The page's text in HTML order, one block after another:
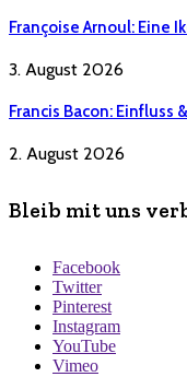
Françoise Arnoul: Eine
3. August 2026
Francis Bacon: Einfluss
2. August 2026
Bleib mit uns
Facebook
Twitter
Pinterest
Instagram
YouTube
Vimeo